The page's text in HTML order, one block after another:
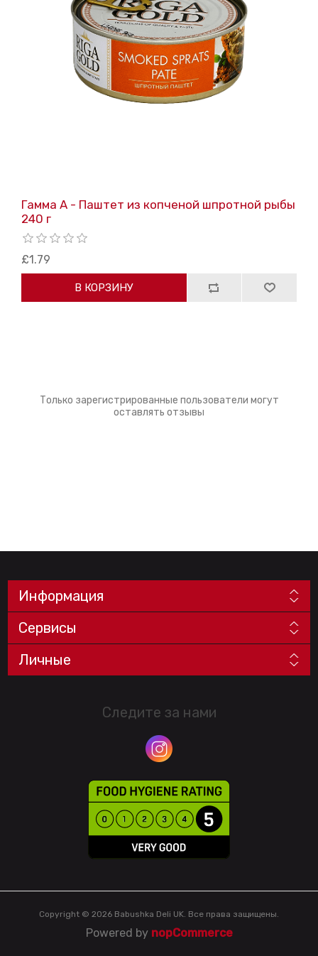
Гамма А - Паштет из копченой шпротной рыбы
240 г
£1.79
В КОРЗИНУ
Только зарегистрированные пользователи могут
оставлять отзывы
Информация
Сервисы
Личные
Следите за нами
Copyright © 2026 Babushka Deli UK. Все права защищены.
Powered by nopCommerce